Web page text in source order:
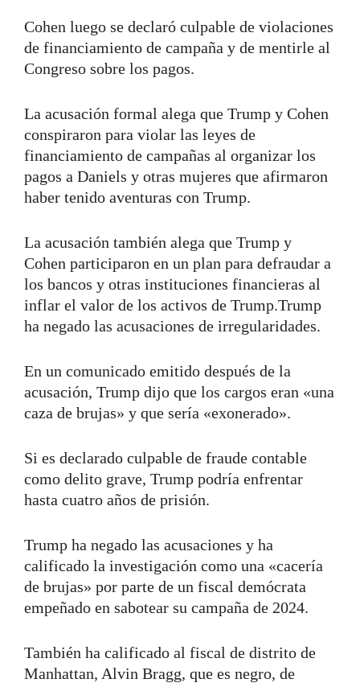
Cohen luego se declaró culpable de violaciones
de financiamiento de campaña y de mentirle al
Congreso sobre los pagos.
La acusación formal alega que Trump y Cohen
conspiraron para violar las leyes de
financiamiento de campañas al organizar los
pagos a Daniels y otras mujeres que afirmaron
haber tenido aventuras con Trump.
La acusación también alega que Trump y
Cohen participaron en un plan para defraudar a
los bancos y otras instituciones financieras al
inflar el valor de los activos de Trump.Trump
ha negado las acusaciones de irregularidades.
En un comunicado emitido después de la
acusación, Trump dijo que los cargos eran «una
caza de brujas» y que sería «exonerado».
Si es declarado culpable de fraude contable
como delito grave, Trump podría enfrentar
hasta cuatro años de prisión.
Trump ha negado las acusaciones y ha
calificado la investigación como una «cacería
de brujas» por parte de un fiscal demócrata
empeñado en sabotear su campaña de 2024.
También ha calificado al fiscal de distrito de
Manhattan, Alvin Bragg, que es negro, de